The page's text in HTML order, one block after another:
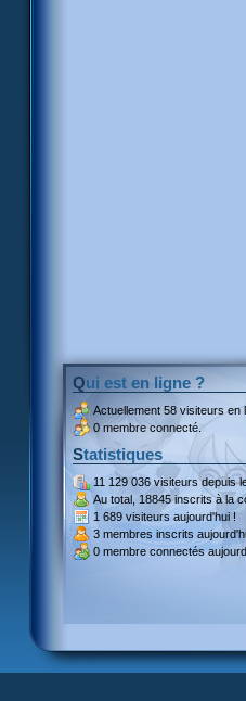
Qui est en ligne ?
Actuellement 58 visiteurs en
0 membre connecté.
Statistiques
11 129 036 visiteursdepuis
Au total, 18845 inscritsà la
1 689 visiteurs aujourd'hui !
3 membres inscrits
0 membre connectés